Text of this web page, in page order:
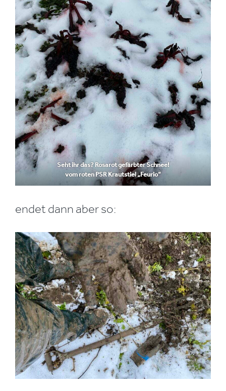
Seht ihr das? Rosarot gefärbter Schnee!
vom roten PSR Krautstiel „Feurio“
endet dann aber so: